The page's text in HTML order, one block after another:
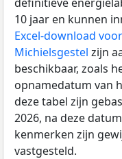
10 jaar en kunnen
Excel-download
Michielsgestel zijn
beschikbaar, zoals
opnamedatum van
deze tabel zijn
2026, na deze
kenmerken zijn
vastgesteld.